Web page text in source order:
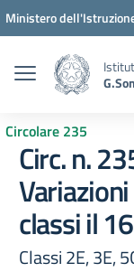
Vai ai contenuti
Vai al menu di
Vai al footer
Ministero
Circolare 235
Circ. n.
classi il
Classi 2E, 3E,